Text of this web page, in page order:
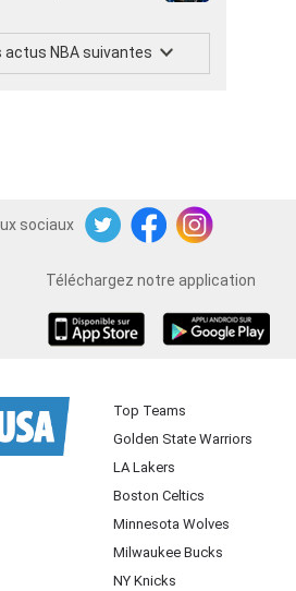
actus NBA suivantes
sociaux
TwitterFacebookInstagram
Téléchargez notre application
Top Teams
Golden State Warriors
LA Lakers
Boston Celtics
Minnesota Wolves
Milwaukee Bucks
NY Knicks